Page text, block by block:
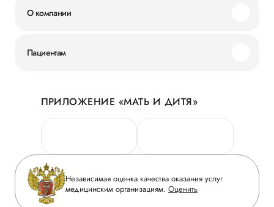
О компании
Новости
Руководство
Сотрудничество
Инвесторам
Журнал «Мать и дитя»
Пациентам
Личный кабинет
Персональные данные
Горячая линия качества
Вопрос-ответ
Приложение пациента
ПРИЛОЖЕНИЕ «МАТЬ И ДИТЯ»
Независимая оценка качества оказания услуг
медицинским организациям. Оценить